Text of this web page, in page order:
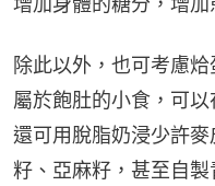
除此以外，也可考慮
屬於飽肚的小食，可
還可用脫脂奶浸少許
籽、亞麻籽，甚至自